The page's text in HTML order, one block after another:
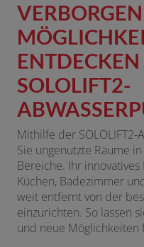
SOLOLIFT2-
Mithilfe der
Sie ungenutzte Räume
Bereiche. Ihr
Küchen, Badezimmer
weit entfernt von der
einzurichten. So lassen
und neue Möglichkeiten